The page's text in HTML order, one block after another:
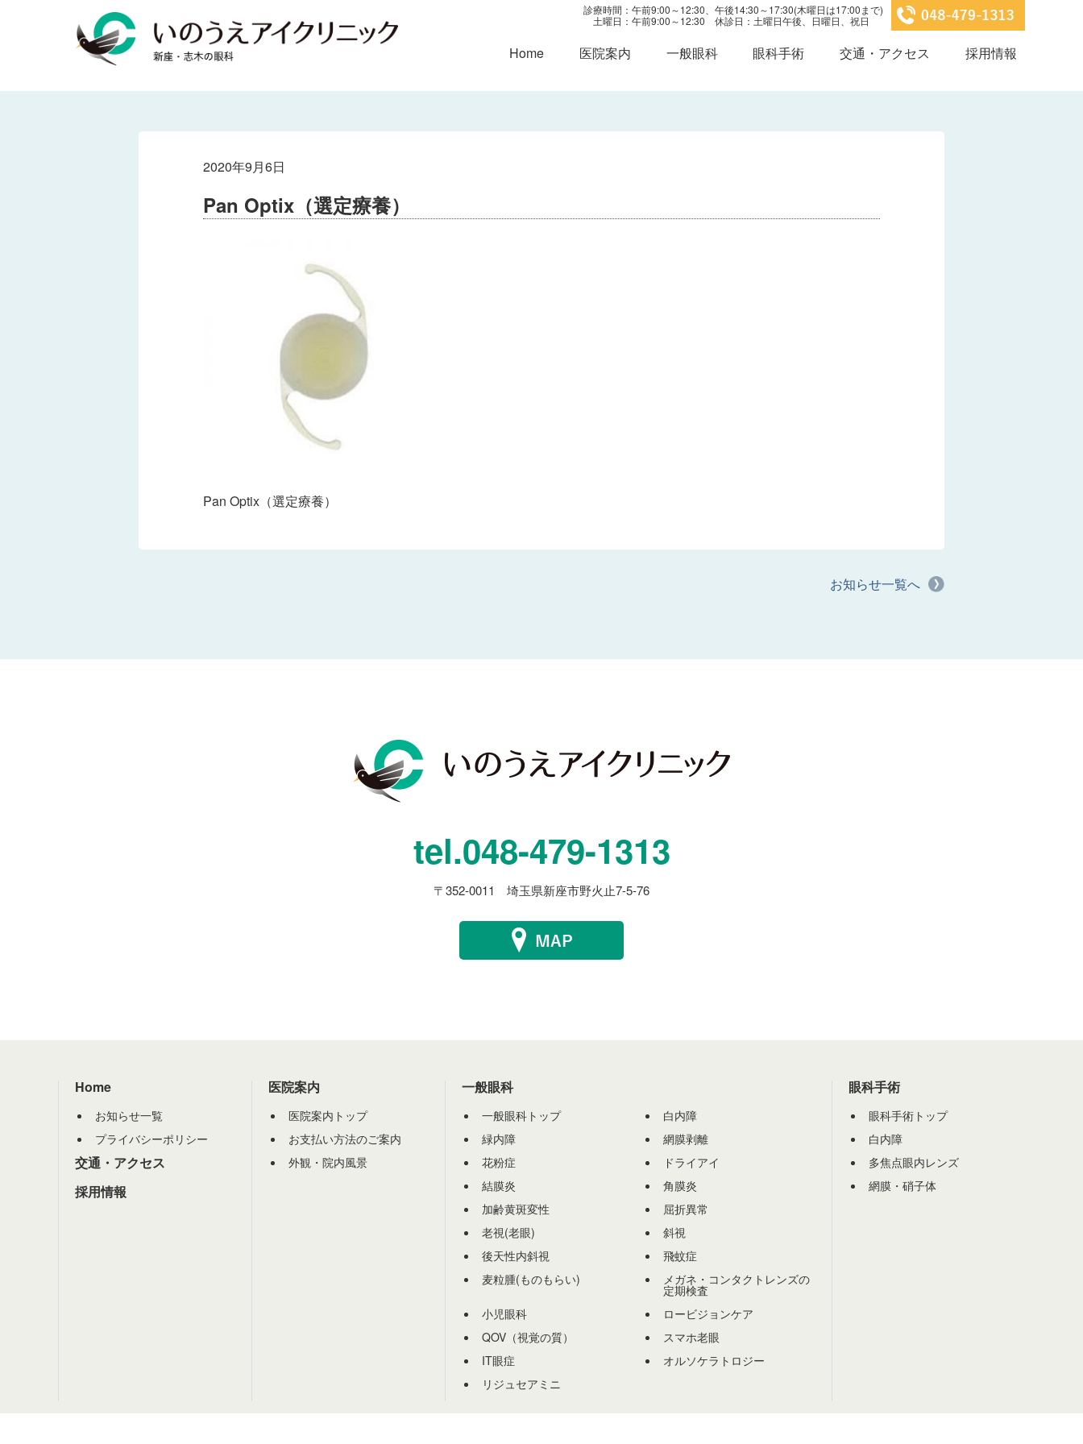
診療時間：午前9:00～12:30、午後14:30～17:30(木曜日は17:00まで)
土曜日：午前9:00～12:30 休診日：土曜日午後、日曜日、祝日
Home 医院案内 一般眼科 眼科手術 交通・アクセス 採用情報
2020年9月6日
Pan Optix（選定療養）
Pan Optix（選定療養）
お知らせ一覧へ
tel.048-479-1313
〒352-0011 埼玉県新座市野火止7-5-76
Home
お知らせ一覧
プライバシーポリシー
交通・アクセス
採用情報
医院案内
医院案内トップ
お支払い方法のご案内
外観・院内風景
一般眼科
一般眼科トップ
白内障
緑内障
網膜剥離
花粉症
ドライアイ
結膜炎
角膜炎
加齢黄斑変性
屈折異常
老視(老眼)
斜視
後天性内斜視
飛蚊症
麦粒腫(ものもらい)
メガネ・コンタクトレンズの
定期検査
小児眼科
ロービジョンケア
QOV（視覚の質）
スマホ老眼
IT眼症
オルソケラトロジー
リジュセアミニ
眼科手術
眼科手術トップ
白内障
多焦点眼内レンズ
網膜・硝子体